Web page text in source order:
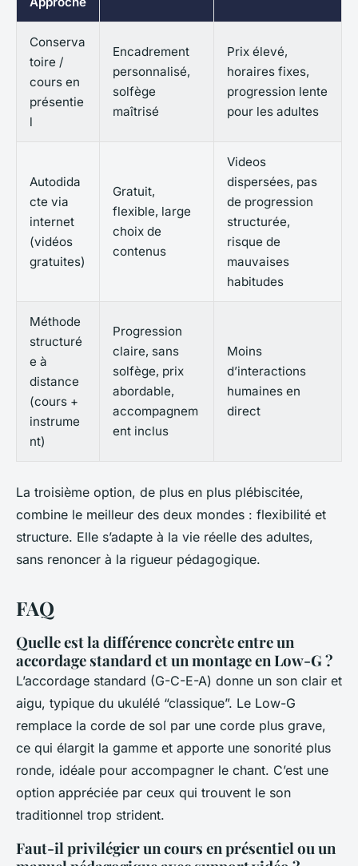
Conserva
toire /
cours en
présentie
l
Encadrement
personnalisé,
solfège
maîtrisé
Prix élevé,
horaires fixes,
progression lente
pour les adultes
Autodida
cte via
internet
(vidéos
gratuites)
Gratuit,
flexible, large
choix de
contenus
Videos
dispersées, pas
de progression
structurée,
risque de
mauvaises
habitudes
Méthode
structuré
e à
distance
(cours +
instrume
nt)
Progression
claire, sans
solfège, prix
abordable,
accompagnem
ent inclus
Moins
d’interactions
humaines en
direct
La troisième option, de plus en plus plébiscitée,
combine le meilleur des deux mondes : flexibilité et
structure. Elle s’adapte à la vie réelle des adultes,
sans renoncer à la rigueur pédagogique.
FAQ
Quelle est la différence concrète entre un
accordage standard et un montage en Low-G ?
L’accordage standard (G-C-E-A) donne un son clair et
aigu, typique du ukulélé “classique”. Le Low-G
remplace la corde de sol par une corde plus grave,
ce qui élargit la gamme et apporte une sonorité plus
ronde, idéale pour accompagner le chant. C’est une
option appréciée par ceux qui trouvent le son
traditionnel trop strident.
Faut-il privilégier un cours en présentiel ou un